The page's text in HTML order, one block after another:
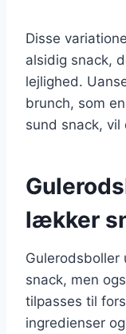
Disse
alsidig snack,
lejlighed.
brunch, som
sund snack,
lækker
Gulerodsboller
snack, men
tilpasses til
ingredienser